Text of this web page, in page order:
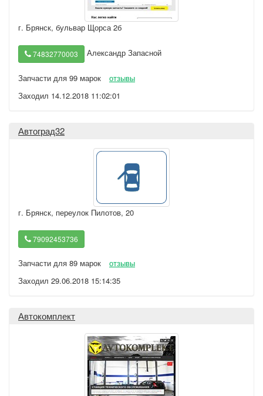
г. Брянск, бульвар Щорса 2б
74832770003 Александр Запасной
Запчасти для 99 марок
отзывы
Заходил 14.12.2018 11:02:01
Автоград32
г. Брянск, переулок Пилотов, 20
79092453736
Запчасти для 89 марок
отзывы
Заходил 29.06.2018 15:14:35
Автокомплект